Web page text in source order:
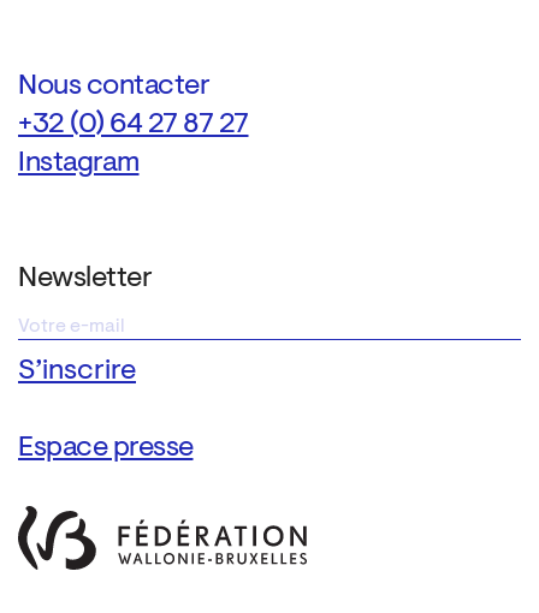
Nous contacter
+32 (0) 64 27 87 27
Instagram
Newsletter
Espace presse